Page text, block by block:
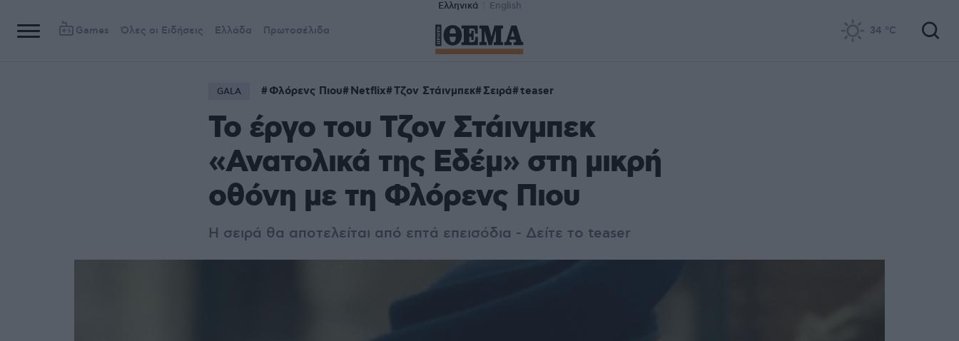
Ελληνικά English
Games Όλες οι Ειδήσεις Ελλάδα Πρωτοσέλιδα 34 °C
GALA Φλόρενς Πιου Netflix Τζον Στάινμπεκ Σειρά teaser
Το έργο του Τζον Στάινμπεκ
«Ανατολικά της Εδέμ» στη μικρή
οθόνη με τη Φλόρενς Πιου
Η σειρά θα αποτελείται από επτά επεισόδια - Δείτε το teaser